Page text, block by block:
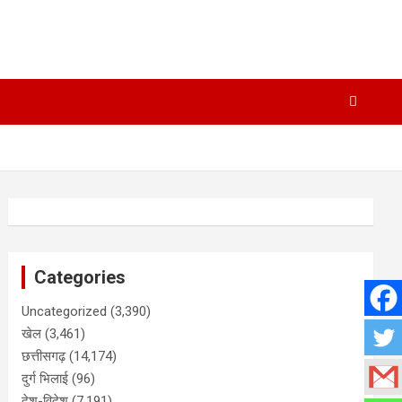
Categories
Uncategorized (3,390)
खेल (3,461)
छत्तीसगढ़(14,174)
दुर्ग भिलाई (96)